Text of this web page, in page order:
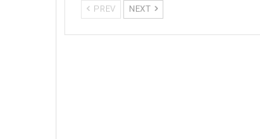
PREV NEXT